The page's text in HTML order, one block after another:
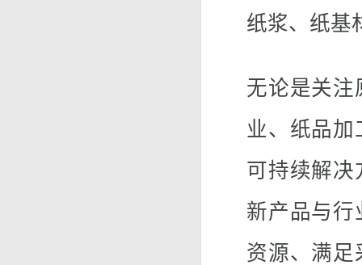
纸浆、纸基
无论是关注
业、纸品
可持续解决
新产品与行
资源、满足